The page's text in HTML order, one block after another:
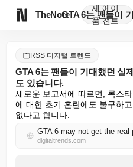
TheNote
제
품
에이
전트
RSS 디지털 트렌드
GTA 6는 팬들이 기대했던 실
도 있습니다.
새로운 보고서에 따르면, 록스
에 대한 초기 혼란에도 불구하
없다고 합니다.
digitaltrends.com